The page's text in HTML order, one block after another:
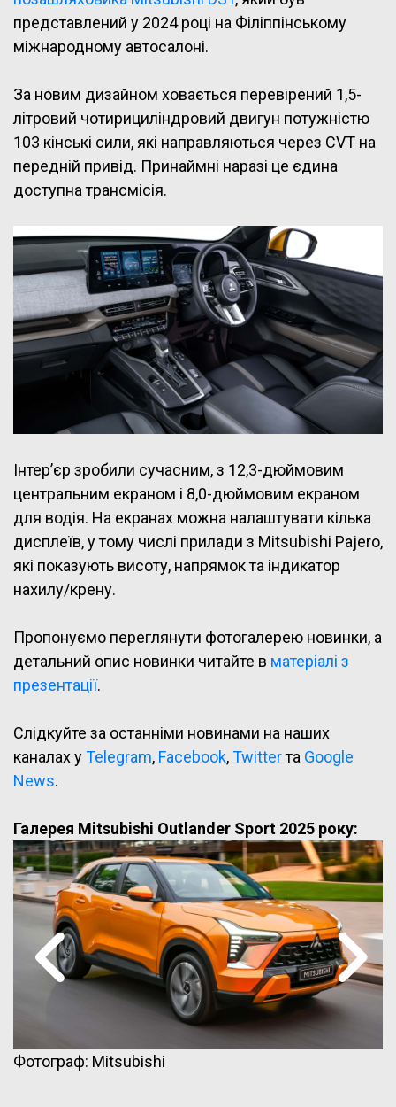
представлений у 2024 році на Філіппінському
міжнародному автосалоні.
За новим дизайном ховається перевірений 1,5-
літровий чотирициліндровий двигун потужністю
103 кінські сили, які направляються через CVT на
передній привід. Принаймні наразі це єдина
доступна трансмісія.
Інтер’єр зробили сучасним, з 12,3-дюймовим
центральним екраном і 8,0-дюймовим екраном
для водія. На екранах можна налаштувати кілька
дисплеїв, у тому числі прилади з Mitsubishi Pajero,
які показують висоту, напрямок та індикатор
нахилу/крену.
Пропонуємо переглянути фотогалерею новинки, а
детальний опис новинки читайте в матеріалі з
презентації.
Слідкуйте за останніми новинами на наших
каналах уTelegram, Facebook,Twitterта Google
News.
Галерея Mitsubishi Outlander Sport 2025 року:
Фотограф: Mitsubishi